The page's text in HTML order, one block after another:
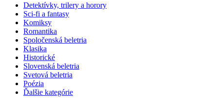
Detektívky, trilery a horory
Sci-fi a fantasy
Komiksy
Romantika
Spoločenská beletria
Klasika
Historické
Slovenská beletria
Svetová beletria
Poézia
Ďalšie kategórie